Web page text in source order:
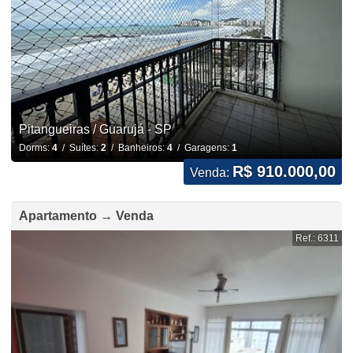
Pitangueiras / Guarujá - SP
Dorms: 4/ Suítes:2/ Banheiros: 4/ Garagens: 1
Venda: R$ 910.000,00
Apartamento → Venda
Ref.: 6311